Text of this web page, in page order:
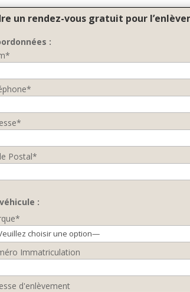
un rendez-vous gratuit pour
:
Postal*
:
Immatriculation
d'enlèvement